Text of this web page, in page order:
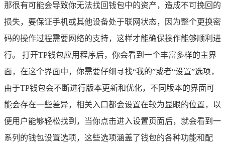
那很有可能会导致你无法找回钱包中的资产，造成不可挽回的
损失，要保证手机或其他设备处于联网状态，因为整个更换密
码的操作过程需要网络的支持，这样才能确保操作能够顺利进
行。 打开TP钱包应用程序后，你会看到一个丰富多样的主界
面，在这个界面中，你需要仔细寻找“我的”或者“设置”选项，
由于TP钱包会不断进行版本更新和优化，不同版本的界面可
能会存在一些差异，相关入口都会设置在较为显眼的位置，以
便用户能够轻松找到，当你点击进入设置页面后，就会看到一
系列的钱包设置选项，这些选项涵盖了钱包的各种功能和配